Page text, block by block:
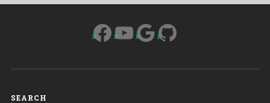
Facebook
YouTube
Google
GitHub
SEARCH